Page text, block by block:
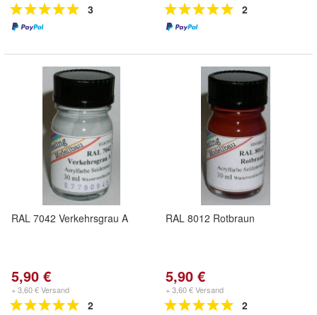
3 2
RAL 7042 Verkehrsgrau A
5,90 €
+ 3,60 € Versand
2
RAL 8012 Rotbraun
5,90 €
+ 3,60 € Versand
2